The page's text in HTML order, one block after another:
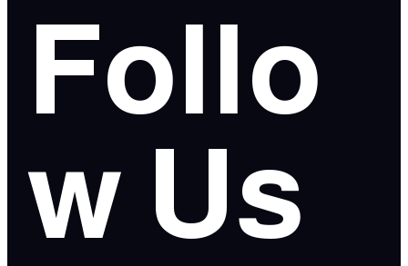
Follo
w Us